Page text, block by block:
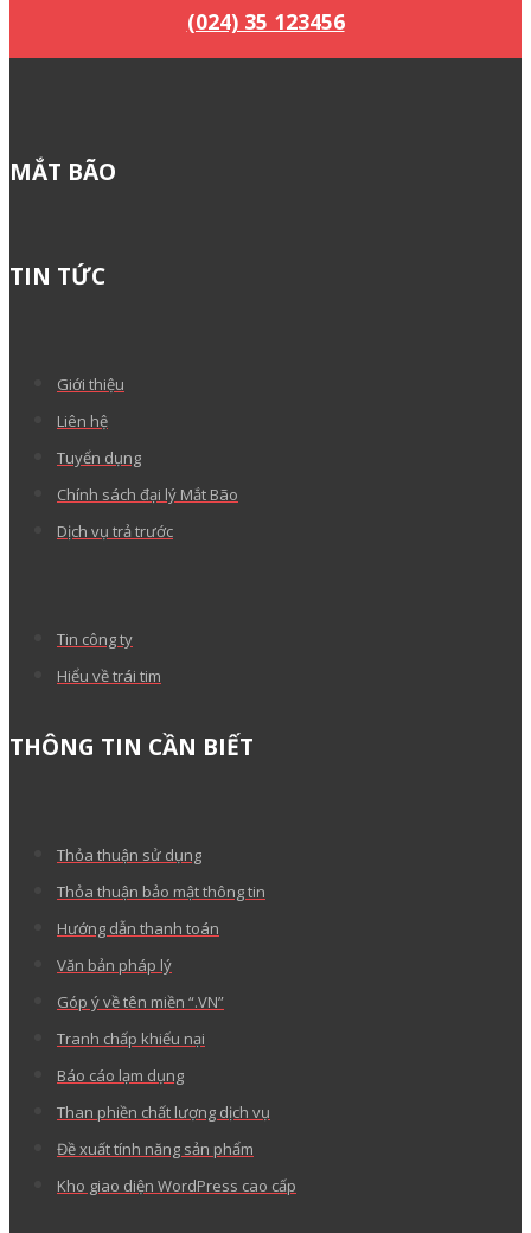
(024) 35 123456
MẮT BÃO
TIN TỨC
Giới thiệu
Liên hệ
Tuyển dụng
Chính sách đại lý Mắt Bão
Dịch vụ trả trước
Tin công ty
Hiểu về trái tim
THÔNG TIN CẦN BIẾT
Thỏa thuận sử dụng
Thỏa thuận bảo mật thông tin
Hướng dẫn thanh toán
Văn bản pháp lý
Góp ý về tên miền “.VN”
Tranh chấp khiếu nại
Báo cáo lạm dụng
Than phiền chất lượng dịch vụ
Đề xuất tính năng sản phẩm
Kho giao diện WordPress cao cấp